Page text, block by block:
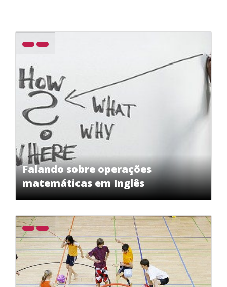
Falando sobre operações
matemáticas em Inglês